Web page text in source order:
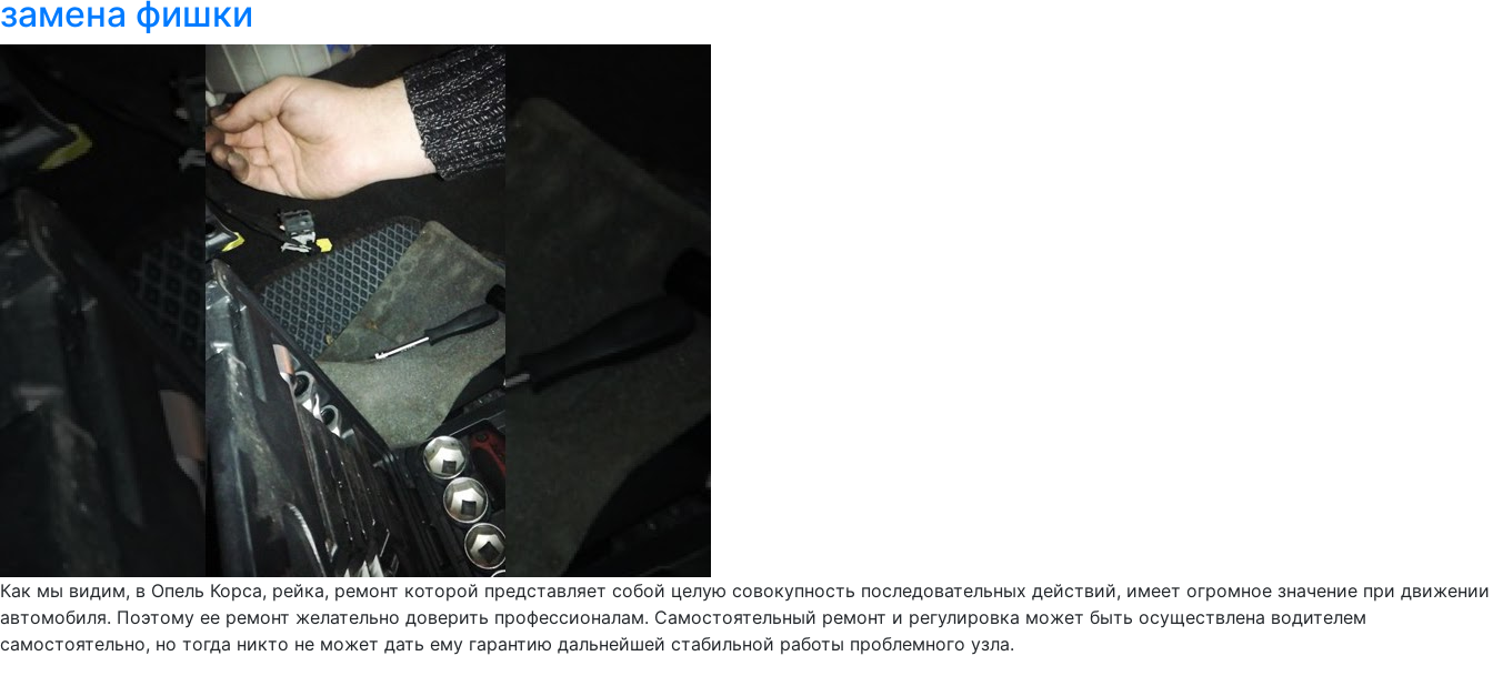
замена фишки
Как мы видим, в Опель Корса, рейка, ремонт которой представляет собой целую совокупность последовательных действий, имеет огромное значение при движении
автомобиля. Поэтому ее ремонт желательно доверить профессионалам. Самостоятельный ремонт и регулировка может быть осуществлена водителем
самостоятельно, но тогда никто не может дать ему гарантию дальнейшей стабильной работы проблемного узла.